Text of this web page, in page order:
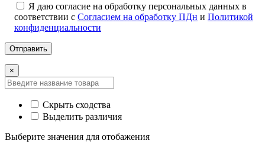
Я даю согласие на обработку персональных данных в
соответствии с Согласием на обработку ПДн и Политикой
конфиденциальности
×
Скрыть сходства
Выделить различия
Выберите значения для отобажения